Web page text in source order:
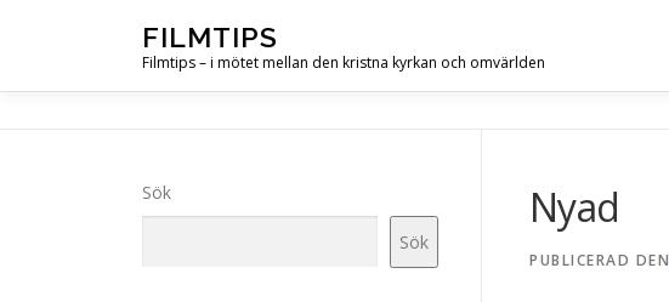
FILMTIPS
Filmtips – i mötet mellan den kristna kyrkan och omvärlden
Nyad
PUBLICERAD DEN
Sök
Sök